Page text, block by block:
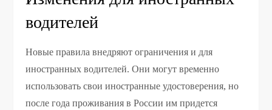
водителей
Новые правила внедряют ограничения и для
иностранных водителей. Они могут временно
использовать свои иностранные удостоверения, но
после года проживания в России им придется